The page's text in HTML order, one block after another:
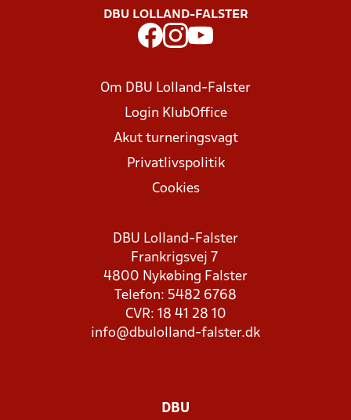
DBU LOLLAND-FALSTER
Om DBU Lolland-Falster
Login KlubOffice
Akut turneringsvagt
Privatlivspolitik
Cookies
DBU Lolland-Falster
Frankrigsvej 7
4800 Nykøbing Falster
Telefon: 5482 6768
CVR: 18 41 28 10
info@dbulolland-falster.dk
DBU